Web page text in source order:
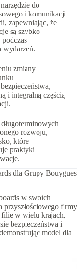
do
i komunikacji
zapewniając, że
są szybko
podczas
wydarzeń.
zmiany
i integralną częścią
rozwoju,
które
praktyki
dla Grupy Bouygues
w swoich
przyszłościowego firmy
filie w wielu krajach,
bezpieczeństwa i
model dla